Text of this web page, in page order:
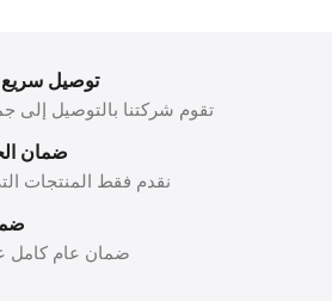
توصيل سريع
تقوم شركتنا بالتوصيل إلى
ضمان
نقدم فقط المنتجات
ضمان عام كامل